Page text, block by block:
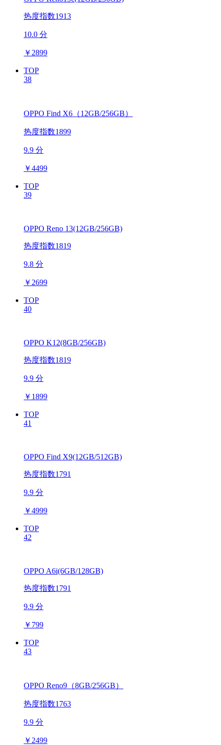
热度指数1913
10.0 分
￥ 2899
TOP
38
OPPO Find X6（12GB/256GB）
热度指数1899
9.9 分
￥4499
TOP
39
OPPO Reno 13(12GB/256GB)
热度指数1819
9.8 分
￥ 2699
TOP
40
OPPO K12(8GB/256GB)
热度指数1819
9.9 分
￥ 1899
TOP
41
OPPO Find X9(12GB/512GB)
热度指数1791
9.9 分
￥4999
TOP
42
OPPO A6i(6GB/128GB)
热度指数1791
9.9 分
￥ 799
TOP
43
OPPO Reno9（8GB/256GB）
热度指数1763
9.9 分
￥ 2499